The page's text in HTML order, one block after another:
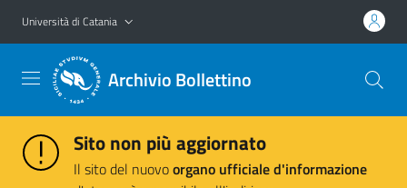
Vai al contenuto principale
Vai al menu di navigazione
Università di Catania
Archivio Bollettino
Sito non più aggiornato
Il sito del nuovoorgano ufficiale d'informazione